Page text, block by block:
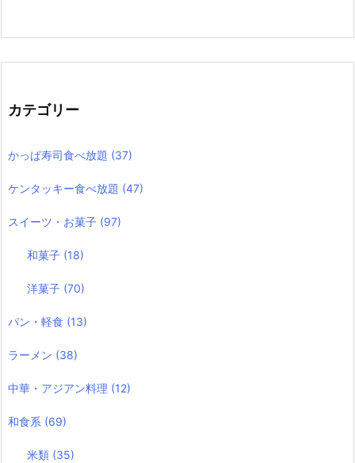
カテゴリー
かっぱ寿司食べ放題 (37)
ケンタッキー食べ放題 (47)
スイーツ・お菓子 (97)
和菓子 (18)
洋菓子 (70)
パン・軽食 (13)
ラーメン (38)
中華・アジアン料理 (12)
和食系 (69)
米類 (35)